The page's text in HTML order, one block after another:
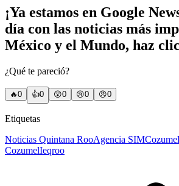
¡Ya estamos en Google
día con las noticias más
México y el Mundo, haz clic
¿Qué te pareció?
🔥0 👍0 😲0 😢0 😠0
Etiquetas
Noticias Quintana RooAgencia SIMCozumel
CozumelIeqroo